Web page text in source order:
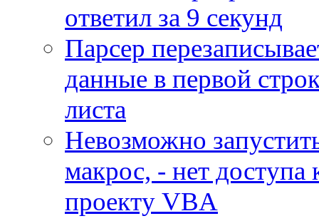
ответил за 9 секунд
Парсер
данные в первой
листа
Невозможно
макрос, - нет доступа
проекту VBA